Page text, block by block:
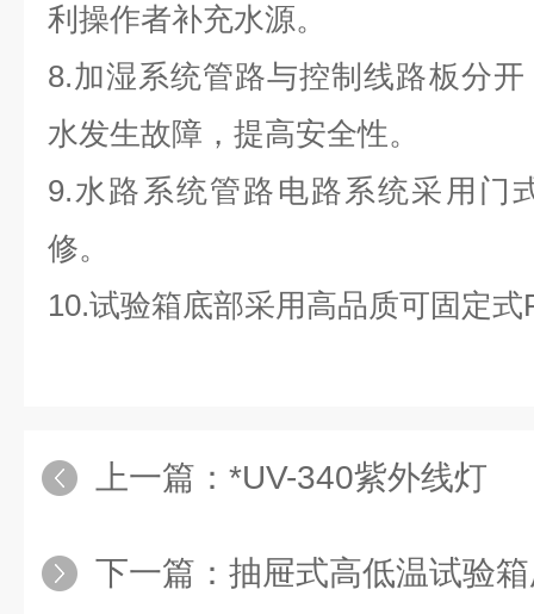
利操作者补充水源。
8.加湿系统管路与控制线路板分
水发生故障，提高安全性。
9.水路系统管路电路系统采用门
修。
10.试验箱底部采用高品质可固定式
上一篇： *UV-340紫外线灯
下一篇： 抽屉式高低温试验箱厂家、